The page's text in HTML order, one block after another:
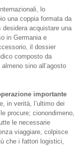
lo
una coppia formata da
desidera acquistare una
in Germania e
il dossier
composto da
sino all’agosto
importante
in verità, l’ultimo dei
procure; cionondimeno,
le necessarie
viaggiare, colpisce
che i fattori logistici,